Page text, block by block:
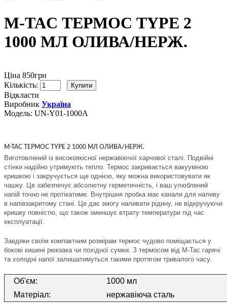
M-TAC ТЕРМОС TYPE 2
1000 МЛ ОЛИВА/НЕРЖ.
Ціна 850грн
Кількість:
Відкласти
Виробник Україна
Модель: UN-Y01-1000A
M-TAC ТЕРМОС TYPE 2 1000 МЛ ОЛИВА/НЕРЖ.
Виготовлений із високоякісної нержавіючої харчової сталі. Подвійні
стінки надійно утримують тепло. Термос закривається вакуумною
кришкою і закручується ще однією, яку можна використовувати як
чашку. Це забезпечує абсолютну герметичність, і ваш улюблений
напій точно не протікатиме. Внутрішня пробка має канали для наливу
в напівзакритому стані. Це дає змогу наливати рідину, не відкручуючи
кришку повністю, що також зменшує втрату температури під час
експлуатації.
Завдяки своїм компактним розмірам термос чудово поміщається у
бокові кишені рюкзака чи похідної сумки. З термосом від М-Тас гарячі
та холодні напої залишатимуться такими протягом тривалого часу.
Об'єм:
1000 мл
Матеріал:
нержавіюча сталь